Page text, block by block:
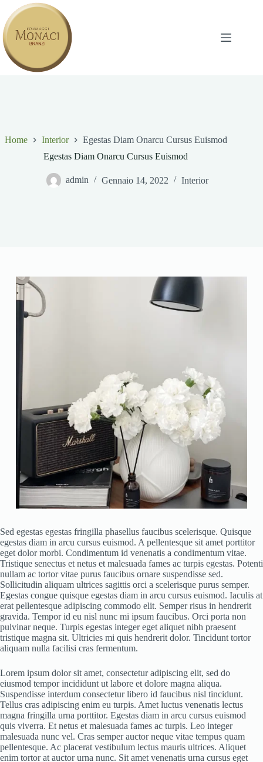
contenuto
Home Interior
Egestas Diam Onarcu Cursus Euismod
Egestas Diam Onarcu Cursus Euismod
admin Gennaio 14, 2022 Interior
Sed egestas egestas fringilla phasellus faucibus scelerisque. Quisque
egestas diam in arcu cursus euismod. A pellentesque sit amet porttitor
eget dolor morbi. Condimentum id venenatis a condimentum vitae.
Tristique senectus et netus et malesuada fames ac turpis egestas. Potenti
nullam ac tortor vitae purus faucibus ornare suspendisse sed.
Sollicitudin aliquam ultrices sagittis orci a scelerisque purus semper.
Egestas congue quisque egestas diam in arcu cursus euismod. Iaculis at
erat pellentesque adipiscing commodo elit. Semper risus in hendrerit
gravida. Tempor id eu nisl nunc mi ipsum faucibus. Orci porta non
pulvinar neque. Turpis egestas integer eget aliquet nibh praesent
tristique magna sit. Ultricies mi quis hendrerit dolor. Tincidunt tortor
aliquam nulla facilisi cras fermentum.
Lorem ipsum dolor sit amet, consectetur adipiscing elit, sed do
eiusmod tempor incididunt ut labore et dolore magna aliqua.
Suspendisse interdum consectetur libero id faucibus nisl tincidunt.
Tellus cras adipiscing enim eu turpis. Amet luctus venenatis lectus
magna fringilla urna porttitor. Egestas diam in arcu cursus euismod
quis viverra. Et netus et malesuada fames ac turpis. Leo integer
malesuada nunc vel. Cras semper auctor neque vitae tempus quam
pellentesque. Ac placerat vestibulum lectus mauris ultrices. Aliquet
enim tortor at auctor urna nunc. Sit amet venenatis urna cursus eget